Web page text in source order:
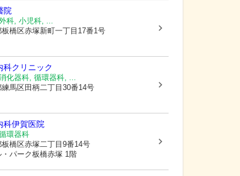
院
科, 小児科, ...
板橋区赤塚新町一丁目17番1号
科クリニック
化器科, 循環器科, ...
練馬区田柄二丁目30番14号
科伊賀医院
環器科
板橋区赤塚二丁目9番14号
・パーク板橋赤塚 1階